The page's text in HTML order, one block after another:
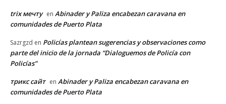
trix мечту en Abinader y Paliza encabezan caravana en
comunidades de Puerto Plata
Sazrgzd en Policías plantean sugerencias y observaciones como
parte del inicio de la jornada “Dialoguemos de Policía con
Policías”
трикс сайт en Abinader y Paliza encabezan caravana en
comunidades de Puerto Plata